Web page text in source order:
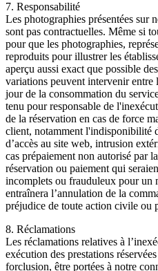
7. Responsabilité
Les photographies présentées sur
sont pas contractuelles. Même si
pour que les photographies,
reproduits pour illustrer les
aperçu aussi exact que possible
variations peuvent intervenir entre
jour de la consommation du
tenu pour responsable de
de la réservation en cas de force
client, notamment l'indisponibilité
d’accès au site web, intrusion
cas prépaiement non autorisé par
réservation ou paiement qui
incomplets ou frauduleux pour un
entraînera l’annulation de la
préjudice de toute action civile ou
8. Réclamations
Les réclamations relatives à
exécution des prestations
forclusion, être portées à notre